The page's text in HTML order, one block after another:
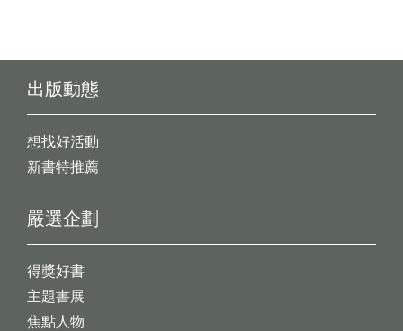
出版動態
想找好活動
新書特推薦
嚴選企劃
得獎好書
主題書展
焦點人物